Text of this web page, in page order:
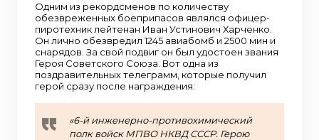
Одним из рекордсменов по количеству
обезвреженных боеприпасов являлся офицер-
пиротехник лейтенан Иван Устинович Харченко.
Он лично обезвредил 1245 авиабомб и 2500 мин и
снарядов. За свой подвиг он был удостоен звания
Героя Советского Союза. Вот одна из
поздравительных телеграмм, которые получил
герой сразу после награждения:
«6-й инженерно-противохимический
полк войск МПВО НКВД СССР. Герою